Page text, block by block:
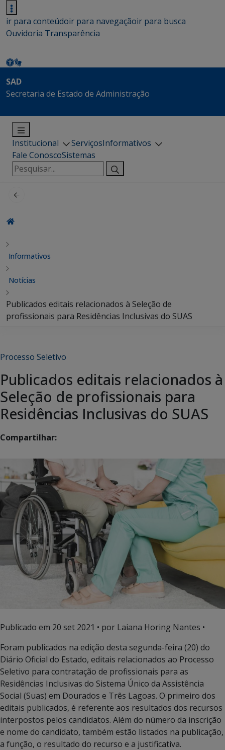
ir para conteúdoir para navegaçãoir para busca
Ouvidoria Transparência
SAD
Secretaria de Estado de Administração
Institucional ServiçosInformativos
Fale ConoscoSistemas
Pesquisar
por:
Informativos
Notícias
Publicados editais relacionados à Seleção de
profissionais para Residências Inclusivas do SUAS
Processo Seletivo
Publicados editais relacionados à
Seleção de profissionais para
Residências Inclusivas do SUAS
Compartilhar:
Publicado em 20 set 2021 • por Laiana Horing Nantes •
Foram publicados na edição desta segunda-feira (20) do
Diário Oficial do Estado, editais relacionados ao Processo
Seletivo para contratação de profissionais para as
Residências Inclusivas do Sistema Único da Assistência
Social (Suas) em Dourados e Três Lagoas. O primeiro dos
editais publicados, é referente aos resultados dos recursos
interpostos pelos candidatos. Além do número da inscrição
e nome do candidato, também estão listados na publicação,
a função, o resultado do recurso e a justificativa.